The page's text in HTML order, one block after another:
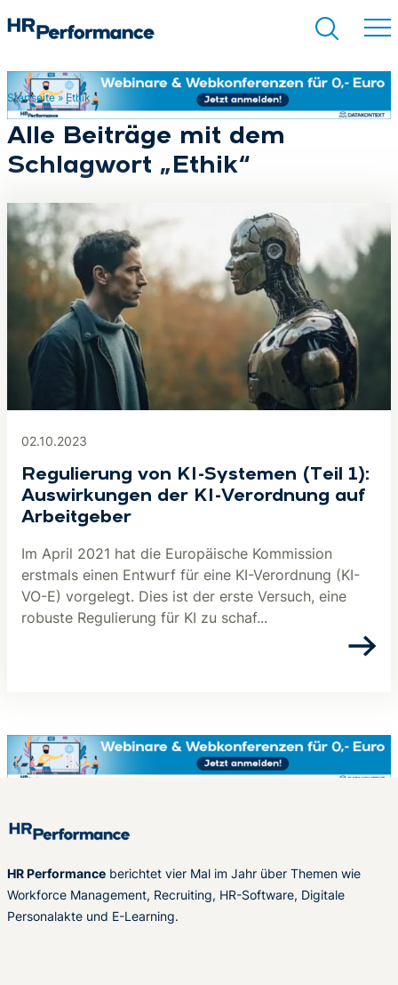
Suchen
Startseite» Ethik
Alle Beiträge mit dem
Schlagwort „Ethik“
02.10.2023
Regulierung von KI-Systemen (Teil 1):
Auswirkungen der KI-Verordnung auf
Arbeitgeber
Im April 2021 hat die Europäische Kommission
erstmals einen Entwurf für eine KI-Verordnung (KI-
VO-E) vorgelegt. Dies ist der erste Versuch, eine
robuste Regulierung für KI zu schaf...
HR Performance berichtet vier Mal im Jahr über Themen wie
Workforce Management, Recruiting, HR-Software, Digitale
Personalakte und E-Learning.